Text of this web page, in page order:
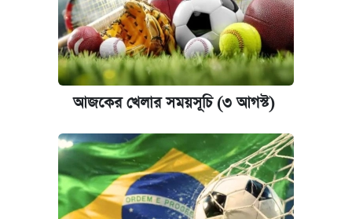
আজকের খেলার সময়সূচি (৩ আগস্ট)